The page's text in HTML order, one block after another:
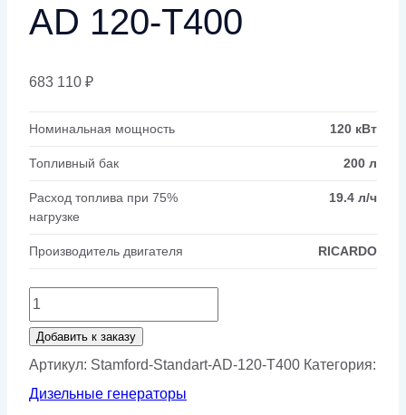
AD 120-T400
683 110 ₽
Номинальная мощность 120 кВт
Топливный бак 200 л
Расход топлива при 75%
нагрузке
19.4 л/ч
Производитель двигателя RICARDO
Количество
товара
Генератор
Stamford
Добавить к заказу
Артикул: Stamford-Standart-AD-120-T400 Категория:
Дизельные генераторы